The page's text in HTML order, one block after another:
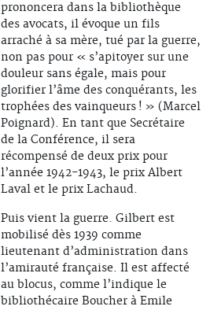
prononcera dans la bibliothèque
des avocats, il évoque un fils
arraché à sa mère, tué par la guerre,
non pas pour « s’apitoyer sur une
douleur sans égale, mais pour
glorifier l’âme des conquérants, les
trophées des vainqueurs ! » (Marcel
Poignard). En tant que Secrétaire
de la Conférence, il sera
récompensé de deux prix pour
l’année 1942-1943, le prix Albert
Laval et le prix Lachaud.
Puis vient la guerre. Gilbert est
mobilisé dès 1939 comme
lieutenant d’administration dans
l’amirauté française. Il est affecté
au blocus, comme l’indique le
bibliothécaire Boucher à Emile